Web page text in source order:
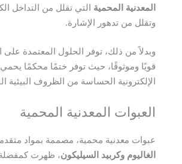
المعدنية المحمية التي تقلل من التداخل
وتقلل من تدهور الإشارة.
وبدلاً من ذلك، توفر الحلول المعتمدة على
قويًا وموثوقًا، حيث توفر ختمًا محكمًا يحمي
الإلكترونية الحساسة من الظروف البيئية
العبوات المعدنية المحمية
عبوات معدنية محمية، مصممة بمواد
الغاليوم وكربيد السيليكون، ظهرت